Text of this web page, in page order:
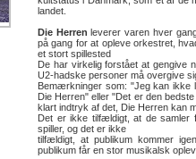
landet.
Die Herren leverer varen hver
på gang for at opleve orkestret,
et stort spillested
De har virkelig forstået at gengive
U2-hadske personer må overgive
Bemærkninger som: "Jeg kan ikke
Die Herren" eller "Det er den
klart indtryk af det, Die Herren kan
Det er ikke tilfældigt, at de samler
spiller, og det er ikke
tilfældigt, at publikum kommer
publikum får en stor musikalsk